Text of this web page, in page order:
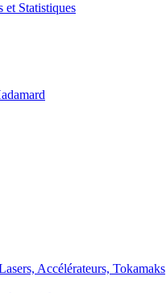
Statistiques
Accélérateurs, Tokamaks